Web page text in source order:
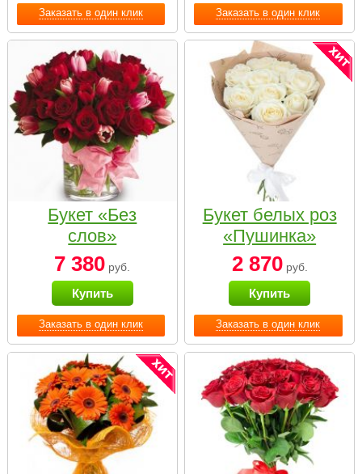
Заказать в один клик Заказать в один клик
Заказать в один клик
Букет «Без
слов»
7 380 руб.
Купить
Заказать в один клик
Букет белых роз
«Пушинка»
2 870руб.
Купить